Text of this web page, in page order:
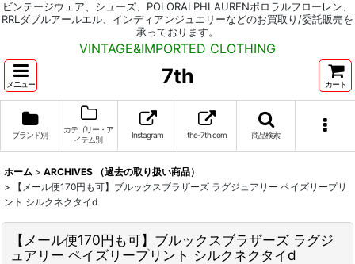
ビンテージウェア、シューズ、POLORALPHLAURENポロラルフローレン、
RRLダブルアールエル、インディアンジュエリーなどのお買取り/委託販売を
承っております。
VINTAGE&IMPORTED CLOTHING
メニュー 7th カート
ブランド別
カテゴリー・ア
イテム別
Instagram the-7th.com 商品検索
ホーム > ARCHIVES （過去の取り扱い商品）
>
【メール便170円も可】ブルックスブラザーズ ラグジュアリー ペイズリープリ
ント シルクネクタイd
【メール便170円も可】ブルックスブラザーズ ラグジ
ュアリー ペイズリープリント シルクネクタイd